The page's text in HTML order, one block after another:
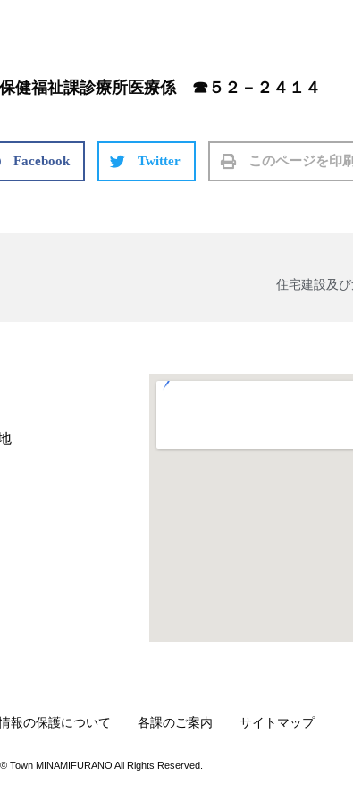
健福祉課診療所医療係 ☎５２－２４１４
Facebook Twitter このページを印刷
住宅建設及
報の保護について 各課のご案内 サイトマップ
Town MINAMIFURANO All Rights Reserved.